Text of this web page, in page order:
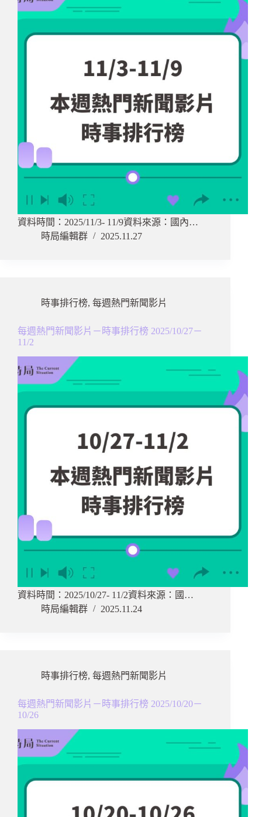
資料時間：2025/11/3- 11/9資料來源：國內…
時局編輯群
2025.11.27
時事排行榜, 每週熱門新聞影片
每週熱門新聞影片－時事排行榜 2025/10/27－
11/2
資料時間：2025/10/27- 11/2資料來源：國…
時局編輯群
2025.11.24
時事排行榜, 每週熱門新聞影片
每週熱門新聞影片－時事排行榜 2025/10/20－
10/26